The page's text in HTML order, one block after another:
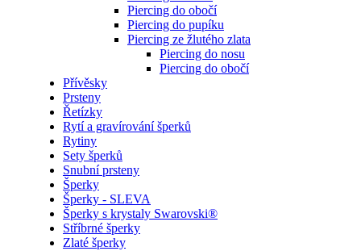
Piercing do obočí
Piercing do pupíku
Piercing ze žlutého zlata
Piercing do nosu
Piercing do obočí
Přívěsky
Prsteny
Řetízky
Rytí a gravírování šperků
Rytiny
Sety šperků
Snubní prsteny
Šperky
Šperky - SLEVA
Šperky s krystaly Swarovski®
Stříbrné šperky
Zlaté šperky